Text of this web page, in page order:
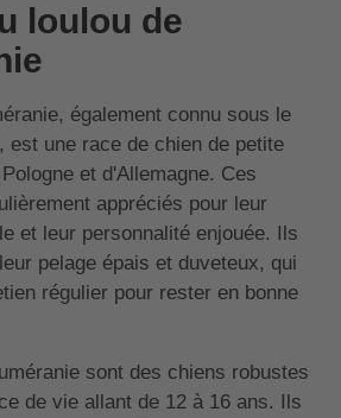
loulou de
également connu sous le
est une race de chien de petite
et d'Allemagne. Ces
appréciés pour leur
et leur personnalité enjouée. Ils
pelage épais et duveteux, qui
régulier pour rester en bonne
sont des chiens robustes
de vie allant de 12 à 16 ans. Ils